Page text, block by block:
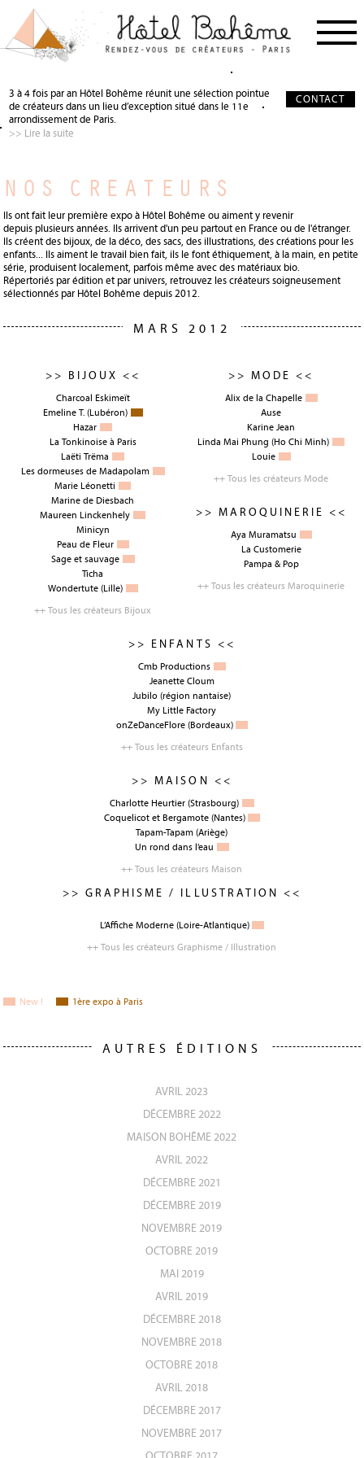
NOS CRÉATEURS
PRESSE
JOURNAL
QUI SOMMES-NOUS ?
SALON DE THÉ
DEVENIR PARTENAIRE
3 à 4 fois par an Hôtel Bohême réunit une sélection pointue
de créateurs dans un lieu d’exception situé dans le 11e
arrondissement de Paris.
>> Lire la suite
CONTACT
NOS CREATEURS
Ils ont fait leur première expo à Hôtel Bohême ou aiment y revenir
depuis plusieurs années. Ils arrivent d'un peu partout en France ou de l'étranger.
Ils créent des bijoux, de la déco, des sacs, des illustrations, des créations pour les
enfants... Ils aiment le travail bien fait, ils le font éthiquement, à la main, en petite
série, produisent localement, parfois même avec des matériaux bio.
Répertoriés par édition et par univers, retrouvez les créateurs soigneusement
sélectionnés par Hôtel Bohême depuis 2012.
MARS 2012
>> BIJOUX <<
Charcoal Eskimeït
Emeline T.(Lubéron)
Hazar
La Tonkinoise à Paris
Laëti Trëma
Les dormeuses de Madapolam
Marie Léonetti
Marine de Diesbach
Maureen Linckenhely
Minicyn
Peau de Fleur
Sage et sauvage
Ticha
Wondertute(Lille)
++ Tous les créateurs Bijoux
>> MODE <<
Alix de la Chapelle
Ause
Karine Jean
Linda Mai Phung (Ho Chi Minh)
Louie
++ Tous les créateurs Mode
>> MAROQUINERIE <<
Aya Muramatsu
La Customerie
Pampa & Pop
++ Tous les créateurs Maroquinerie
>> ENFANTS <<
Cmb Productions
Jeanette Cloum
Jubilo (région nantaise)
My Little Factory
onZeDanceFlore(Bordeaux)
++ Tous les créateurs Enfants
>> MAISON <<
Charlotte Heurtier (Strasbourg)
Coquelicot et Bergamote(Nantes)
Tapam-Tapam (Ariège)
Un rond dans l’eau
++ Tous les créateurs Maison
>> GRAPHISME / ILLUSTRATION <<
L’Affiche Moderne(Loire-Atlantique)
++ Tous les créateurs Graphisme / Illustration
New ! 1ère expo à Paris
AUTRES ÉDITIONS
AVRIL 2023
DÉCEMBRE 2022
MAISON BOHÊME 2022
AVRIL 2022
DÉCEMBRE 2021
DÉCEMBRE 2019
NOVEMBRE 2019
OCTOBRE 2019
MAI 2019
AVRIL 2019
DÉCEMBRE 2018
NOVEMBRE 2018
OCTOBRE 2018
AVRIL 2018
DÉCEMBRE 2017
NOVEMBRE 2017